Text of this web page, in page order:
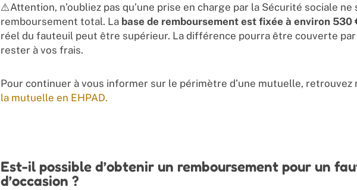
⚠️Attention, n’oubliez pas qu’une prise en charge par la Sécurité sociale ne
remboursement total. La base de remboursement est fixée à environ 530
réel du fauteuil peut être supérieur. La différence pourra être couverte
rester à vos frais.
Pour continuer à vous informer sur le périmètre d’une mutuelle,
la mutuelle en EHPAD.
Est-il possible d’obtenir un remboursement pour un
d’occasion ?